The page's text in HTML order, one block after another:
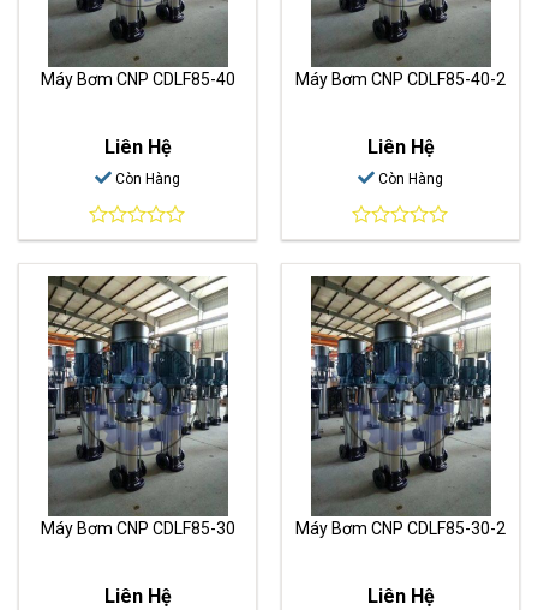
Máy Bơm CNP CDLF85-40
Liên Hệ
Còn Hàng
0
out
of
5
Máy Bơm CNP CDLF85-40-2
Liên Hệ
Còn Hàng
0
out
of
5
Máy Bơm CNP CDLF85-30
Liên Hệ
Máy Bơm CNP CDLF85-30-2
Liên Hệ